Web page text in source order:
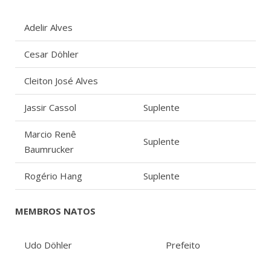
Adelir Alves
Cesar Döhler
Cleiton José Alves
Jassir Cassol Suplente
Marcio Renê
Baumrucker
Suplente
Rogério Hang Suplente
MEMBROS NATOS
Udo Döhler Prefeito